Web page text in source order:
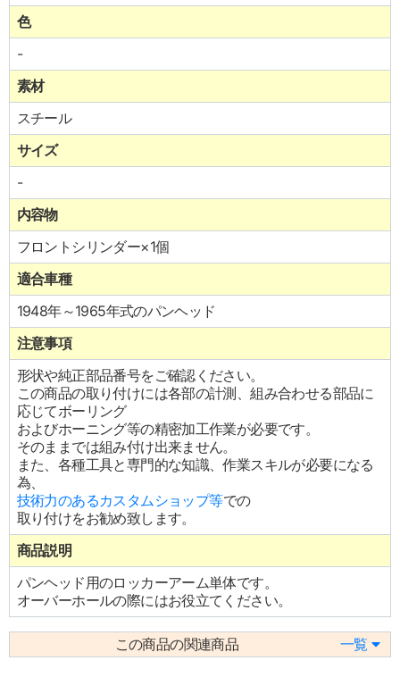
色
-
素材
スチール
サイズ
-
内容物
フロントシリンダー×1個
適合車種
1948年～1965年式のパンヘッド
注意事項
形状や純正部品番号をご確認ください。
この商品の取り付けには各部の計測、組み合わせる部品に
応じてボーリング
およびホーニング等の精密加工作業が必要です。
そのままでは組み付け出来ません。
また、各種工具と専門的な知識、作業スキルが必要になる
為、
技術力のあるカスタムショップ等での
取り付けをお勧め致します。
商品説明
パンヘッド用のロッカーアーム単体です。
オーバーホールの際にはお役立てください。
この商品の関連商品 一覧